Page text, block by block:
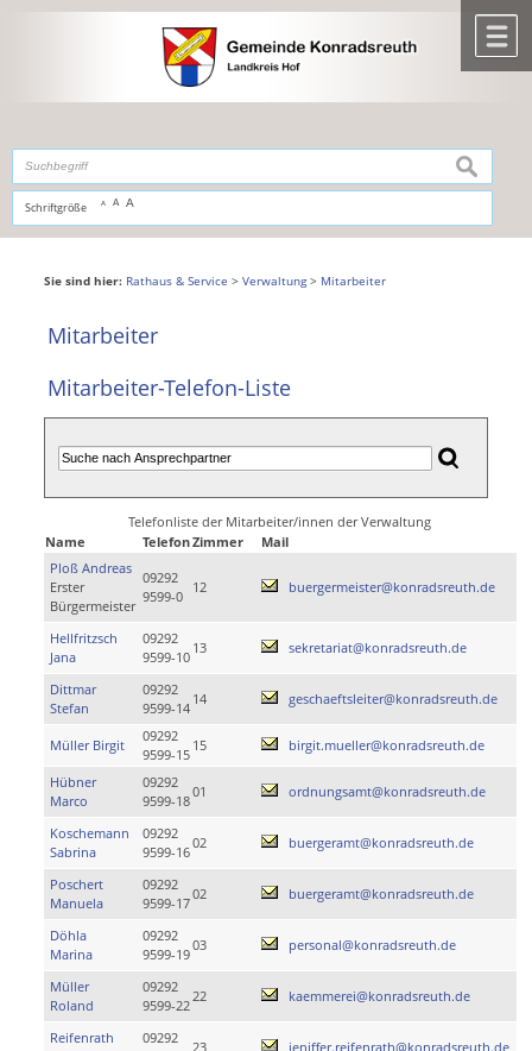
,zur Navigationoderzur Startseitespringen.
Schriftgröße A A A
suchen
Sie sind hier: Rathaus & Service > Verwaltung> Mitarbeiter
Mitarbeiter
Mitarbeiter-Telefon-Liste
Telefonliste der Mitarbeiter/innen der Verwaltung
Name
TelefonZimmer
Mail
Ploß Andreas
Erster
Bürgermeister
09292
9599-0
12 buergermeister@konradsreuth.de
Hellfritzsch
Jana
09292
9599-10
13 sekretariat@konradsreuth.de
Dittmar
Stefan
09292
9599-14
14 geschaeftsleiter@konradsreuth.de
Müller Birgit
09292
9599-15
15 birgit.mueller@konradsreuth.de
Hübner
Marco
09292
9599-18
01 ordnungsamt@konradsreuth.de
Koschemann
Sabrina
09292
9599-16
02 buergeramt@konradsreuth.de
Poschert
Manuela
09292
9599-17
02 buergeramt@konradsreuth.de
Döhla
Marina
09292
9599-19
03 personal@konradsreuth.de
Müller
Roland
09292
9599-22
22 kaemmerei@konradsreuth.de
Reifenrath
09292
23 jeniffer.reifenrath@konradsreuth.de